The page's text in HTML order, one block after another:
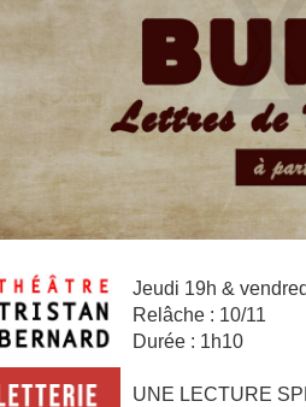
Jeudi 19h &
Relâche : 10/11
Durée : 1h10
UNE LECTURE